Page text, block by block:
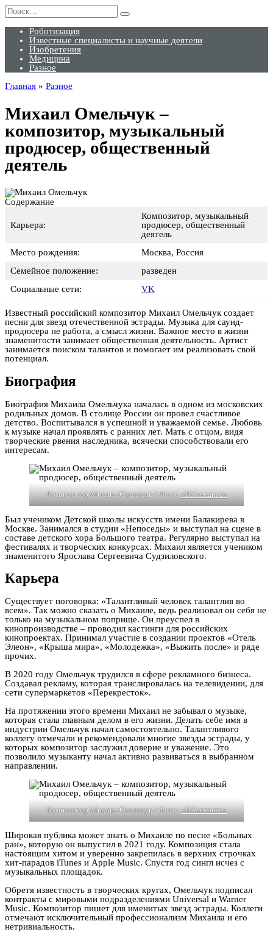
Перейти
к
содержанию
Search
for:
Роботизация
Известные специалисты и научные деятели
Изобретения
Медицина
Разное
Главная » Разное
Михаил Омельчук –
композитор, музыкальный
продюсер, общественный
деятель
Содержание
Карьера:
Композитор, музыкальный
продюсер, общественный
деятель
Место рождения:
Москва, Россия
Семейное положение:
разведен
Социальные сети:
VK
Известный российский композитор Михаил Омельчук создает
песни для звезд отечественной эстрады. Музыка для саунд-
продюсера не работа, а смысл жизни. Важное место в жизни
знаменитости занимает общественная деятельность. Артист
занимается поиском талантов и помогает им реализовать свой
потенциал.
Биография
Биография Михаила Омельчука началась в одном из московских
родильных домов. В столице России он провел счастливое
детство. Воспитывался в успешной и уважаемой семье. Любовь
к музыке начал проявлять с ранних лет. Мать с отцом, видя
творческие рвения наследника, всячески способствовали его
интересам.
Композитор Михаил Омельчук / Фото:«ВКонтакте»
Был учеником Детской школы искусств имени Балакирева в
Москве. Занимался в студии «Непоседы» и выступал на сцене в
составе детского хора Большого театра. Регулярно выступал на
фестивалях и творческих конкурсах. Михаил является учеником
знаменитого Ярослава Сергеевича Судзиловского.
Карьера
Существует поговорка: «Талантливый человек талантлив во
всем». Так можно сказать о Михаиле, ведь реализовал он себя не
только на музыкальном поприще. Он преуспел в
кинопроизводстве – проводил кастинги для российских
кинопроектах. Принимал участие в создании проектов «Отель
Элеон», «Крыша мира», «Молодежка», «Выжить после» и ряде
прочих.
В 2020 году Омельчук трудился в сфере рекламного бизнеса.
Создавал рекламу, которая транслировалась на телевидении, для
сети супермаркетов «Перекресток».
На протяжении этого времени Михаил не забывал о музыке,
которая стала главным делом в его жизни. Делать себе имя в
индустрии Омельчук начал самостоятельно. Талантливого
коллегу отмечали и рекомендовали многие звезды эстрады, у
которых композитор заслужил доверие и уважение. Это
позволило музыканту начал активно развиваться в выбранном
направлении.
Композитор Михаил Омельчук / Фото: «ВКонтакте»
Широкая публика может знать о Михаиле по песне «Больных
ран», которую он выпустил в 2021 году. Композиция стала
настоящим хитом и уверенно закрепилась в верхних строчках
хит-парадов iTunes и Apple Music. Спустя год сингл исчез с
музыкальных площадок.
Обретя известность в творческих кругах, Омельчук подписал
контракты с мировыми подразделениями Universal и Warner
Music. Композитор пишет для именитых звезд эстрады. Коллеги
отмечают исключительный профессионализм Михаила и его
нетривиальность.